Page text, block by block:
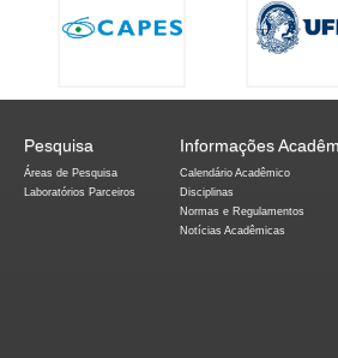
Pesquisa
Áreas de Pesquisa
Laboratórios Parceiros
Informações
Calendário Acadêmico
Disciplinas
Normas e Regulamentos
Notícias Acadêmicas